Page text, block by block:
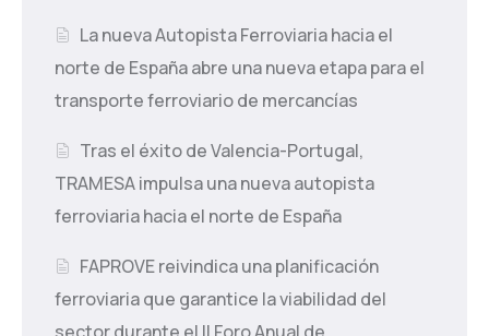
La nueva Autopista Ferroviaria hacia el
norte de España abre una nueva etapa para el
transporte ferroviario de mercancías
Tras el éxito de Valencia-Portugal,
TRAMESA impulsa una nueva autopista
ferroviaria hacia el norte de España
FAPROVE reivindica una planificación
ferroviaria que garantice la viabilidad del